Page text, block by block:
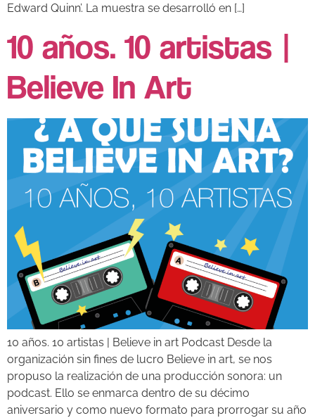
Edward Quinn’. La muestra se desarrolló en […]
10 años. 10 artistas |
Believe In Art
10 años. 10 artistas | Believe in art Podcast Desde la
organización sin fines de lucro Believe in art, se nos
propuso la realización de una producción sonora: un
podcast. Ello se enmarca dentro de su décimo
aniversario y como nuevo formato para prorrogar su año